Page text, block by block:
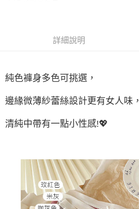
付款後7-11取貨
每筆NT$80，滿NT$1,000(含以上)免運費
其他海外郵寄
香港澳門地區
詳細說明
純色褲身多色可挑選，
邊緣微薄紗蕾絲設計更有女人味，
清純中帶有一點小性感!💖